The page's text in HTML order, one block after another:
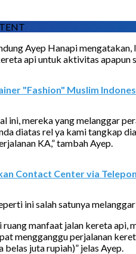
Ayep Hanapi
api untuk aktivitas apapun
"Fashion" Muslim
ini, mereka yang melanggar
diatas rel ya kami tangkap
KA,” tambah Ayep.
Contact Center via
ini salah satunya
ruang manfaat jalan kereta
mengganggu perjalanan
juta rupiah)” jelas Ayep.